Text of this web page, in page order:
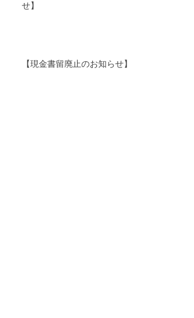
せ】
【現金書留廃止のお知らせ】